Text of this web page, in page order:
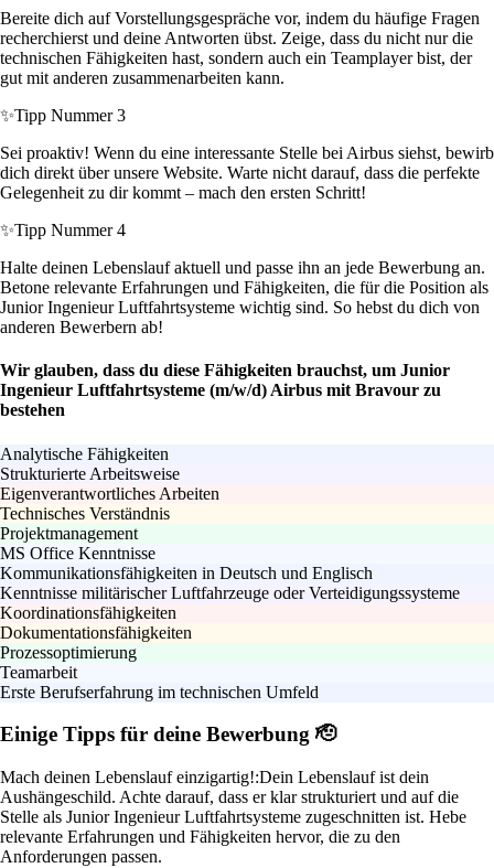
Bereite dich auf Vorstellungsgespräche vor, indem du häufige Fragen
recherchierst und deine Antworten übst. Zeige, dass du nicht nur die
technischen Fähigkeiten hast, sondern auch ein Teamplayer bist, der
gut mit anderen zusammenarbeiten kann.
✨Tipp Nummer 3
Sei proaktiv! Wenn du eine interessante Stelle bei Airbus siehst, bewirb
dich direkt über unsere Website. Warte nicht darauf, dass die perfekte
Gelegenheit zu dir kommt – mach den ersten Schritt!
✨Tipp Nummer 4
Halte deinen Lebenslauf aktuell und passe ihn an jede Bewerbung an.
Betone relevante Erfahrungen und Fähigkeiten, die für die Position als
Junior Ingenieur Luftfahrtsysteme wichtig sind. So hebst du dich von
anderen Bewerbern ab!
Wir glauben, dass du diese Fähigkeiten brauchst, um Junior
Ingenieur Luftfahrtsysteme (m/w/d) Airbus mit Bravour zu
bestehen
Analytische Fähigkeiten
Strukturierte Arbeitsweise
Eigenverantwortliches Arbeiten
Technisches Verständnis
Projektmanagement
MS Office Kenntnisse
Kommunikationsfähigkeiten in Deutsch und Englisch
Kenntnisse militärischer Luftfahrzeuge oder Verteidigungssysteme
Koordinationsfähigkeiten
Dokumentationsfähigkeiten
Prozessoptimierung
Teamarbeit
Erste Berufserfahrung im technischen Umfeld
Einige Tipps für deine Bewerbung 🫡
Mach deinen Lebenslauf einzigartig!:Dein Lebenslauf ist dein
Aushängeschild. Achte darauf, dass er klar strukturiert und auf die
Stelle als Junior Ingenieur Luftfahrtsysteme zugeschnitten ist. Hebe
relevante Erfahrungen und Fähigkeiten hervor, die zu den
Anforderungen passen.